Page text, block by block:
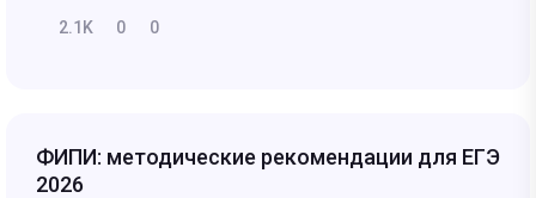
2.1K 0 0
ФИПИ: методические рекомендации для ЕГЭ
2026